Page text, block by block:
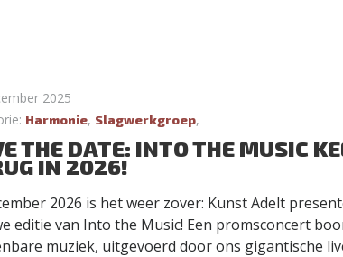
2025
Harmonie, Slagwerkgroep,
THE DATE: INTO THE MUSIC
IN 2026!
2026 is het weer zover: Kunst Adelt
editie van Into the Music! Een promsconcert
muziek, uitgevoerd door ons gigantische